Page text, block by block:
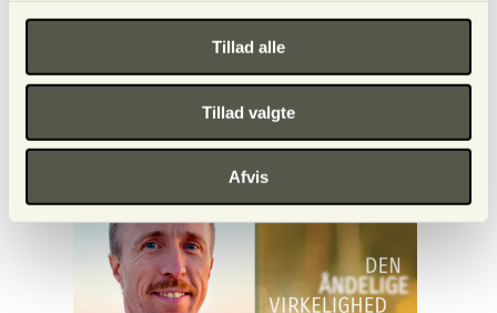
Tillad alle
Tillad valgte
Afvis